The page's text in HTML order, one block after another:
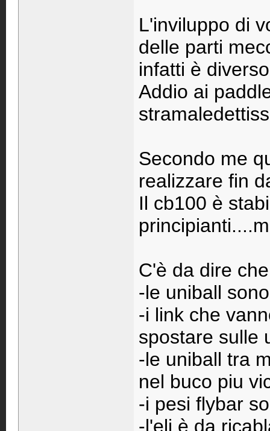
L'inviluppo di
delle parti
infatti è
Addio ai
Secondo me
realizzare fin
Il cb100 è
C'è da dire
-le uniball
-i link che
spostare sulle
-le uniball tra
nel buco piu
-i pesi flybar
-l'eli è da